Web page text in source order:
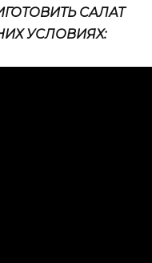
САЛАТ
УСЛОВИЯХ: